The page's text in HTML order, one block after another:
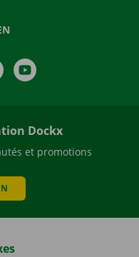
LinkedIn
Dockx
et promotions